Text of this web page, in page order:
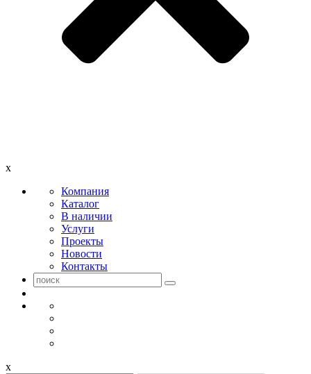
x
Компания
Каталог
В наличии
Услуги
Проекты
Новости
Контакты
x